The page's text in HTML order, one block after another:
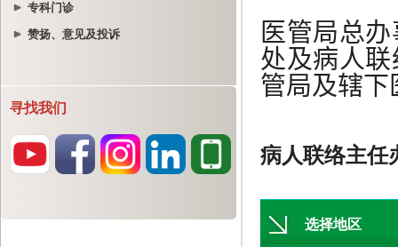
专科门诊
赞扬、意见及投诉
寻找我们